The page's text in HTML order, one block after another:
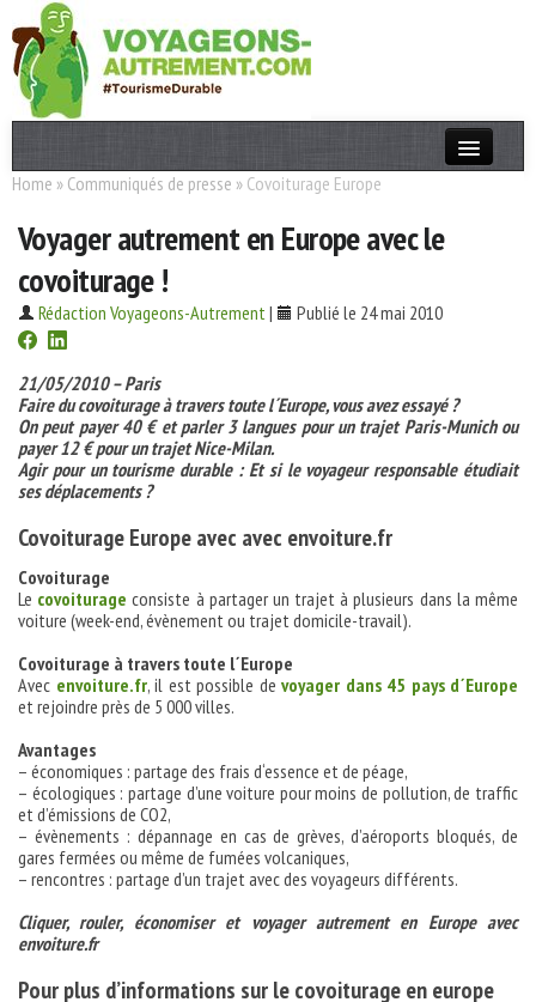
Actualités
T. Responsable
Destinations
Acteurs
Thèmes
OK
Home » Communiqués de presse » Covoiturage Europe
Voyager autrement en Europe avec le
covoiturage !
Rédaction Voyageons-Autrement| Publié le 24 mai 2010
21/05/2010 – Paris
Faire du covoiturage à travers toute l´Europe, vous avez essayé ?
On peut payer 40 € et parler 3 langues pour un trajet Paris-Munich ou
payer 12 € pour un trajet Nice-Milan.
Agir pour un tourisme durable : Et si le voyageur responsable étudiait
ses déplacements ?
Covoiturage Europe avec avec envoiture.fr
Covoiturage
Le covoiturage consiste à partager un trajet à plusieurs dans la même
voiture (week-end, évènement ou trajet domicile-travail).
Covoiturage à travers toute l´Europe
Avec envoiture.fr, il est possible de voyager dans 45 pays d´Europe
et rejoindre près de 5 000 villes.
Avantages
– économiques : partage des frais d‘essence et de péage,
– écologiques : partage d’une voiture pour moins de pollution, de traffic
et d’émissions de CO2,
– évènements : dépannage en cas de grèves, d’aéroports bloqués, de
gares fermées ou même de fumées volcaniques,
– rencontres : partage d’un trajet avec des voyageurs différents.
Cliquer, rouler, économiser et voyager autrement en Europe avec
envoiture.fr
Pour plus d’informations sur le covoiturage en europe